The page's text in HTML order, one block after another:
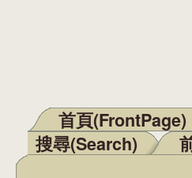
Main menu
首頁(FrontPage)
搜尋(Search)